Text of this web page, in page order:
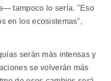
tampoco lo sería. "Eso
en los ecosistemas",
serán más intensas y
se volverán más